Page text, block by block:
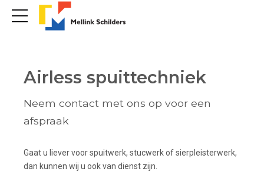
Airless spuittechniek
Neem contact met ons op voor een
afspraak
Gaat u liever voor spuitwerk, stucwerk of sierpleisterwerk,
dan kunnen wij u ook van dienst zijn.